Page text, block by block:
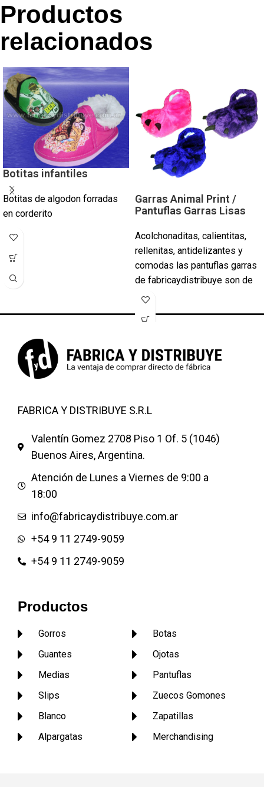
Productos
relacionados
Botitas infantiles
Botitas de algodon forradas
en corderito
Garras Animal Print /
Pantuflas Garras Lisas
Acolchonaditas, calientitas,
rellenitas, antidelizantes y
comodas las pantuflas garras
de fabricaydistribuye son de
excelente calidad con todos
modelos Garras Animal Print
fuccia beige azul francia negro
choco Y otras colores
NENA o VARON SON
101 DALMATAS
Mas modelos de pantuflas
Pantufla de hombre Pantufla
Pantuflas publicitarias
FABRICA Y DISTRIBUYE S.R.L
Valentín Gomez 2708 Piso 1 Of. 5 (1046)
Buenos Aires, Argentina.
Atención de Lunes a Viernes de 9:00 a
18:00
info@fabricaydistribuye.com.ar
+54 9 11 2749-9059
+54 9 11 2749-9059
Productos
Gorros
Guantes
Medias
Slips
Blanco
Alpargatas
Botas
Ojotas
Pantuflas
Zuecos Gomones
Zapatillas
Merchandising